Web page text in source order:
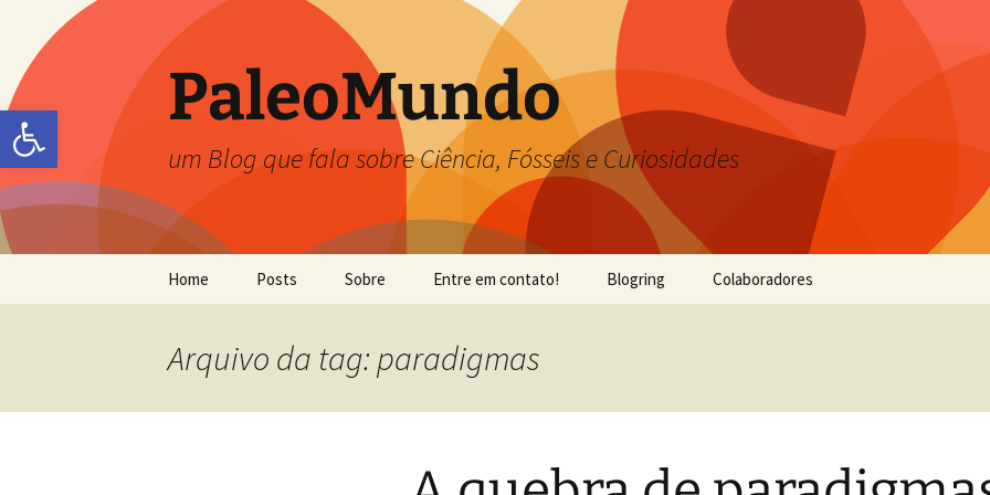
Abrir a barra de ferramentas
PaleoMundo
um Blog que fala sobre Ciência, Fósseis e Curiosidades
Home Posts
Flávia Callefo
Sobre Entre em contato! Blogring Colaboradores
Arquivo da tag: paradigmas